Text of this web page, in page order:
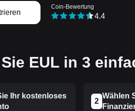
Coin-Bewertung
4.4
EUL in 3
Ihr kostenloses
2
Wählen